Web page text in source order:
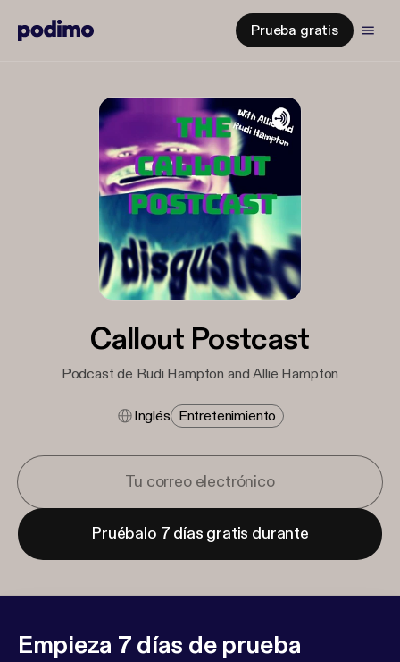
Prueba gratis
Callout Postcast
Podcast de Rudi Hampton and Allie Hampton
Inglés Entretenimiento
Pruébalo 7 días gratis durante
Empieza 7 días de prueba